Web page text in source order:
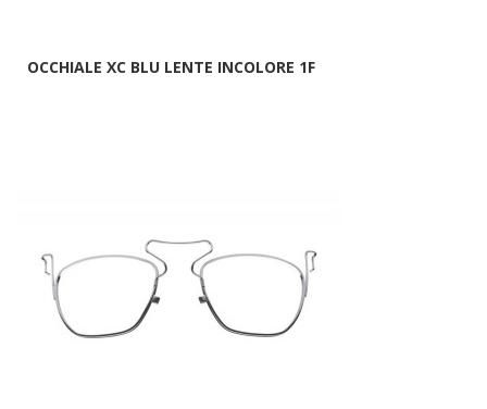
OCCHIALE XC BLU LENTE INCOLORE 1F